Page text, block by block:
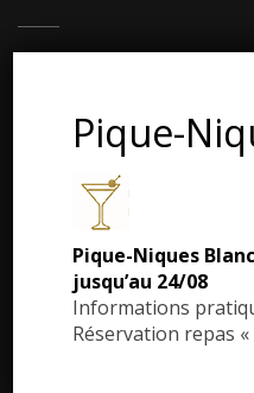
ESPACE PRESSE
Dossier de presse
Communiqués de presse
Photothèque
Pique-
Pique-Niques
jusqu’au 24/08
Informations
Réservation repas